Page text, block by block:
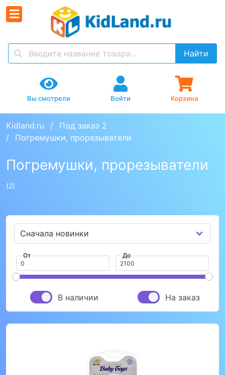
Найти
Вы смотрели Войти Корзина
Kidland.ru
Под заказ 2
Погремушки, прорезыватели
Погремушки, прорезыватели
(2)
От До
В наличии На заказ